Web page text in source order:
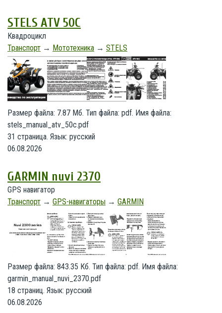
STELS ATV 50C
Квадроцикл
Транспорт → Мототехника → STELS
Размер файла: 7.87 Мб. Тип файла: pdf. Имя файла:
stels_manual_atv_50c.pdf
31 страница. Язык: русский
06.08.2026
GARMIN nuvi 2370
GPS навигатор
Транспорт → GPS-навигаторы → GARMIN
Размер файла: 843.35 Кб. Тип файла: pdf. Имя файла:
garmin_manual_nuvi_2370.pdf
18 страниц. Язык: русский
06.08.2026